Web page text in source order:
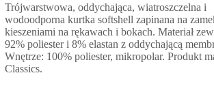
Trójwarstwowa, oddychająca, wiatroszczelna i
wodoodporna kurtka softshell zapinana na
kieszeniami na rękawach i bokach. Materiał
92% poliester i 8% elastan z oddychającą
Wnętrze: 100% poliester, mikropolar. Produkt
Classics.